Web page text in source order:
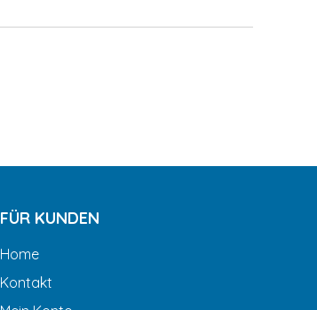
FÜR KUNDEN
Home
Kontakt